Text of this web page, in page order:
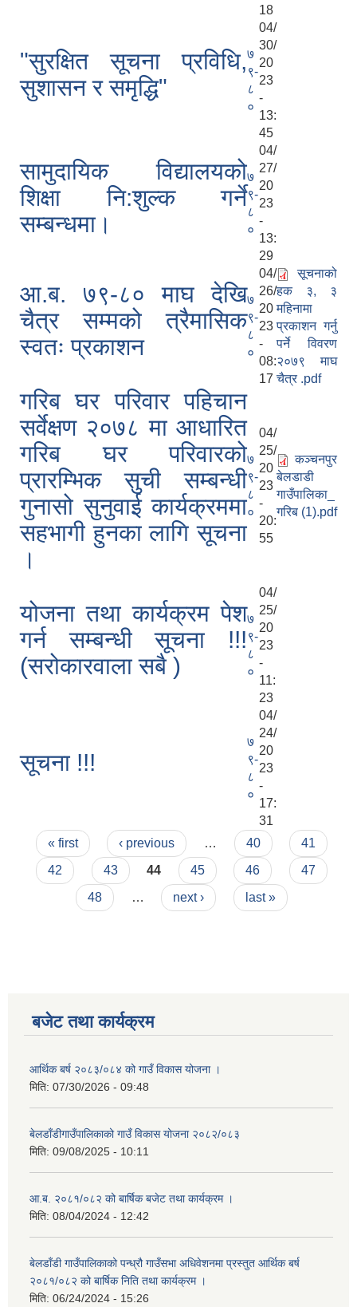
18
"सुरक्षित सूचना प्रविधि,
सुशासन र समृद्धि"
७
९-
८
०
04/
30/
20
23
-
13:
45
सामुदायिक विद्यालयको
शिक्षा नि:शुल्क गर्ने
सम्बन्धमा।
७
९-
८
०
04/
27/
20
23
-
13:
29
आ.ब. ७९-८० माघ देखि
चैत्र सम्मको त्रैमासिक
स्वतः प्रकाशन
७
९-
८
०
04/
26/
20
23
-
08:
17
सूचनाको
हक ३, ३
महिनामा
प्रकाशन गर्नु
पर्ने विवरण
२०७९ माघ
चैत्र .pdf
गरिब घर परिवार पहिचान
सर्वेक्षण २०७८ मा आधारित
गरिब घर परिवारको
प्रारम्भिक सुची सम्बन्धी
गुनासो सुनुवाई कार्यक्रममा
सहभागी हुनका लागि सूचना
।
७
९-
८
०
04/
25/
20
23
-
20:
55
कञ्चनपुर
बेलडाडी
गाउँपालिका_
गरिब (1).pdf
योजना तथा कार्यक्रम पेश
गर्न सम्बन्धी सूचना !!!
(सरोकारवाला सबै )
७
९-
८
०
04/
25/
20
23
-
11:
23
सूचना !!!
७
९-
८
०
04/
24/
20
23
-
17:
31
Pages
« first ‹ previous … 40
41
42
43 44 45 46
47
48
… next › last »
बजेट तथा कार्यक्रम
आर्थिक बर्ष २०८३/०८४ को गाउँ विकास योजना ।
मिति: 07/30/2026 - 09:48
बेलडाँडीगाउँपालिकाको गाउँ विकास योजना २०८२/०८३
मिति: 09/08/2025 - 10:11
आ.ब. २०८१/०८२ को बार्षिक बजेट तथा कार्यक्रम ।
मिति: 08/04/2024 - 12:42
बेलडाँडी गाउँपालिकाको पन्ध्रौ गाउँसभा अधिवेशनमा प्रस्तुत आर्थिक बर्ष
२०८१/०८२ को बार्षिक निति तथा कार्यक्रम ।
मिति: 06/24/2024 - 15:26